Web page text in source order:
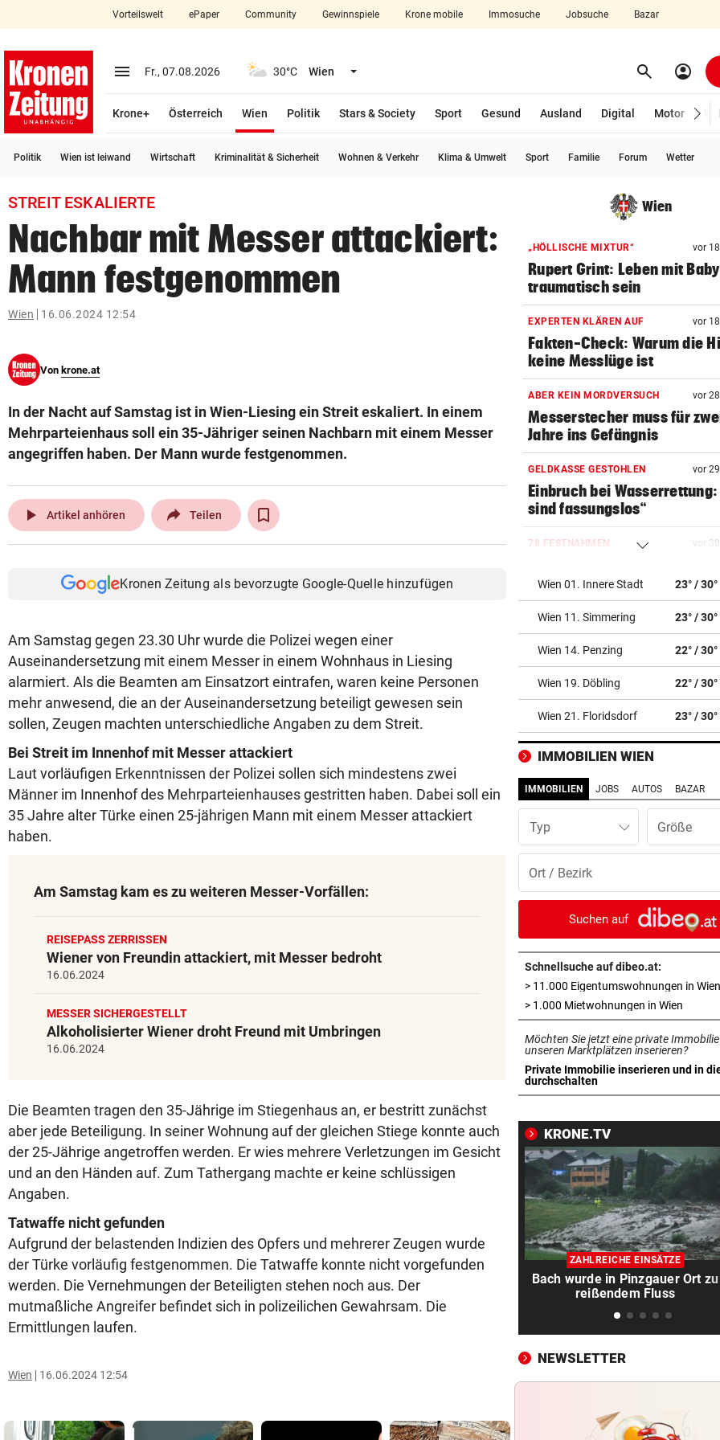
closeSchließen
account_circle Anmelden
arrow_right
bookmark
search
Suchbegriff
eingeben
© Krone Multimedia GmbH & Co KG 2026
Vorteilswelt ePaper Community Gewinnspiele Krone mobile Immosuche Jobsuche Bazar
menu Menü aufklappen
Fr., 07.08.2026 30°C Wien Menü aufklappen search Suchen
account_circle
Krone+ Österreich Wien
Politik
Stars & Society Sport Gesund Ausland Digital Motor
Politik Wien ist leiwand Wirtschaft Kriminalität & Sicherheit Wohnen & Verkehr Klima & Umwelt Sport Familie Forum Wetter
STREIT ESKALIERTE
Nachbar mit Messer attackiert:
Mann festgenommen
Wien 16.06.2024 12:54
Von krone.at
In der Nacht auf Samstag ist in Wien-Liesing ein Streit eskaliert. In einem
Mehrparteienhaus soll ein 35-Jähriger seinen Nachbarn mit einem Messer
angegriffen haben. Der Mann wurde festgenommen.
play_arrow Artikel anhören Teilen
Kronen Zeitung als bevorzugte Google-Quelle hinzufügen
Am Samstag gegen 23.30 Uhr wurde die Polizei wegen einer
Auseinandersetzung mit einem Messer in einem Wohnhaus in Liesing
alarmiert. Als die Beamten am Einsatzort eintrafen, waren keine Personen
mehr anwesend, die an der Auseinandersetzung beteiligt gewesen sein
sollen, Zeugen machten unterschiedliche Angaben zu dem Streit.
Bei Streit im Innenhof mit Messer attackiert
Laut vorläufigen Erkenntnissen der Polizei sollen sich mindestens zwei
Männer im Innenhof des Mehrparteienhauses gestritten haben. Dabei soll ein
35 Jahre alter Türke einen 25-jährigen Mann mit einem Messer attackiert
haben.
Am Samstag kam es zu weiteren Messer-Vorfällen:
REISEPASS ZERRISSEN
Wiener von Freundin attackiert, mit Messer bedroht
16.06.2024
MESSER SICHERGESTELLT
Alkoholisierter Wiener droht Freund mit Umbringen
16.06.2024
Die Beamten tragen den 35-Jährige im Stiegenhaus an, er bestritt zunächst
aber jede Beteiligung. In seiner Wohnung auf der gleichen Stiege konnte auch
der 25-Jährige angetroffen werden. Er wies mehrere Verletzungen im Gesicht
und an den Händen auf. Zum Tathergang machte er keine schlüssigen
Angaben.
Tatwaffe nicht gefunden
Aufgrund der belastenden Indizien des Opfers und mehrerer Zeugen wurde
der Türke vorläufig festgenommen. Die Tatwaffe konnte nicht vorgefunden
werden. Die Vernehmungen der Beteiligten stehen noch aus. Der
mutmaßliche Angreifer befindet sich in polizeilichen Gewahrsam. Die
Ermittlungen laufen.
Wien 16.06.2024 12:54
Wien
„HÖLLISCHE MIXTUR“ vor
Rupert Grint: Leben mit
traumatisch sein
EXPERTEN KLÄREN AUF vor
Fakten-Check: Warum die
keine Messlüge ist
ABER KEIN MORDVERSUCH vor
Messerstecher muss für
Jahre ins Gefängnis
GELDKASSE GESTOHLEN vor
Einbruch bei Wasserrettung:
sind fassungslos“
78 FESTNAHMEN vor
Schleppernetzwerk
SPANIER POLTERN vor
Hat Ceuta-Chaos jetzt auch
Folgen für die WM 2030?
WERDEN JETZT BEERDIGT vor
Niedrigwasser legte
Budapest frei
Mit Versorgung überfordert:
Schweine verendet
Handelsdefizit an
REKORDMONAT FÜR RETTER vor
Seit Wochen kein einziger
ohne Bergeinsatz
„KLARE MASSSTÄBE“ vor
Benko-Villa als Luxushotel?
sagt die Stadt
Erste Nation fordert Infantino
Rücktritt auf
EMOTIONALE BEDEUTUNG
Corinna & Danilo ließen sich
Partnertattoo stechen
SCHLAG GEGEN DEALER vor
14 Festnahmen: Steirischer
Drogenring aufgeflogen
SEIT ANFANG 2023 vor
Stand geklettert
AUSSAGE ÜBER KINDER
Steirische ÖVP-Chefin
„WERMUTSTROPFEN“
Wien 01. Innere Stadt 23° / 30°
Wien 11. Simmering 23° / 30°
Wien 14. Penzing 22° / 30°
Wien 19. Döbling 22° / 30°
Wien 21. Floridsdorf 23° / 30°
IMMOBILIEN WIEN
IMMOBILIEN JOBS AUTOS BAZAR
Typ
Suchen auf
Schnellsuche auf dibeo.at:
> 11.000 Eigentumswohnungen in Wien
> 1.000 Mietwohnungen in Wien
Möchten Sie jetzt eine private
unseren Marktplätzen inserieren?
Private Immobilie inserieren und in
durchschalten
in neuem Tab öffnen
KRONE.TV
ZAHLREICHE EINSÄTZE
Bach wurde in Pinzgauer Ort zu
reißendem Fluss
NEWSLETTER